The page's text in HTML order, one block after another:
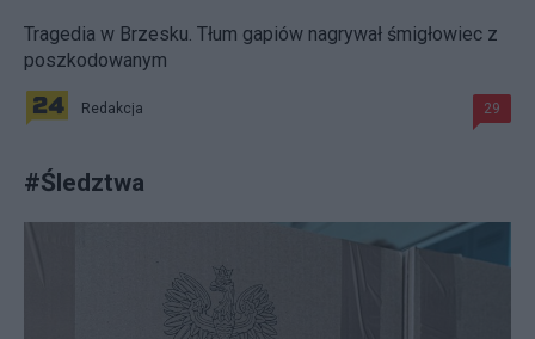
Tragedia w Brzesku. Tłum gapiów nagrywał śmigłowiec z
poszkodowanym
Redakcja 29
#Śledztwa